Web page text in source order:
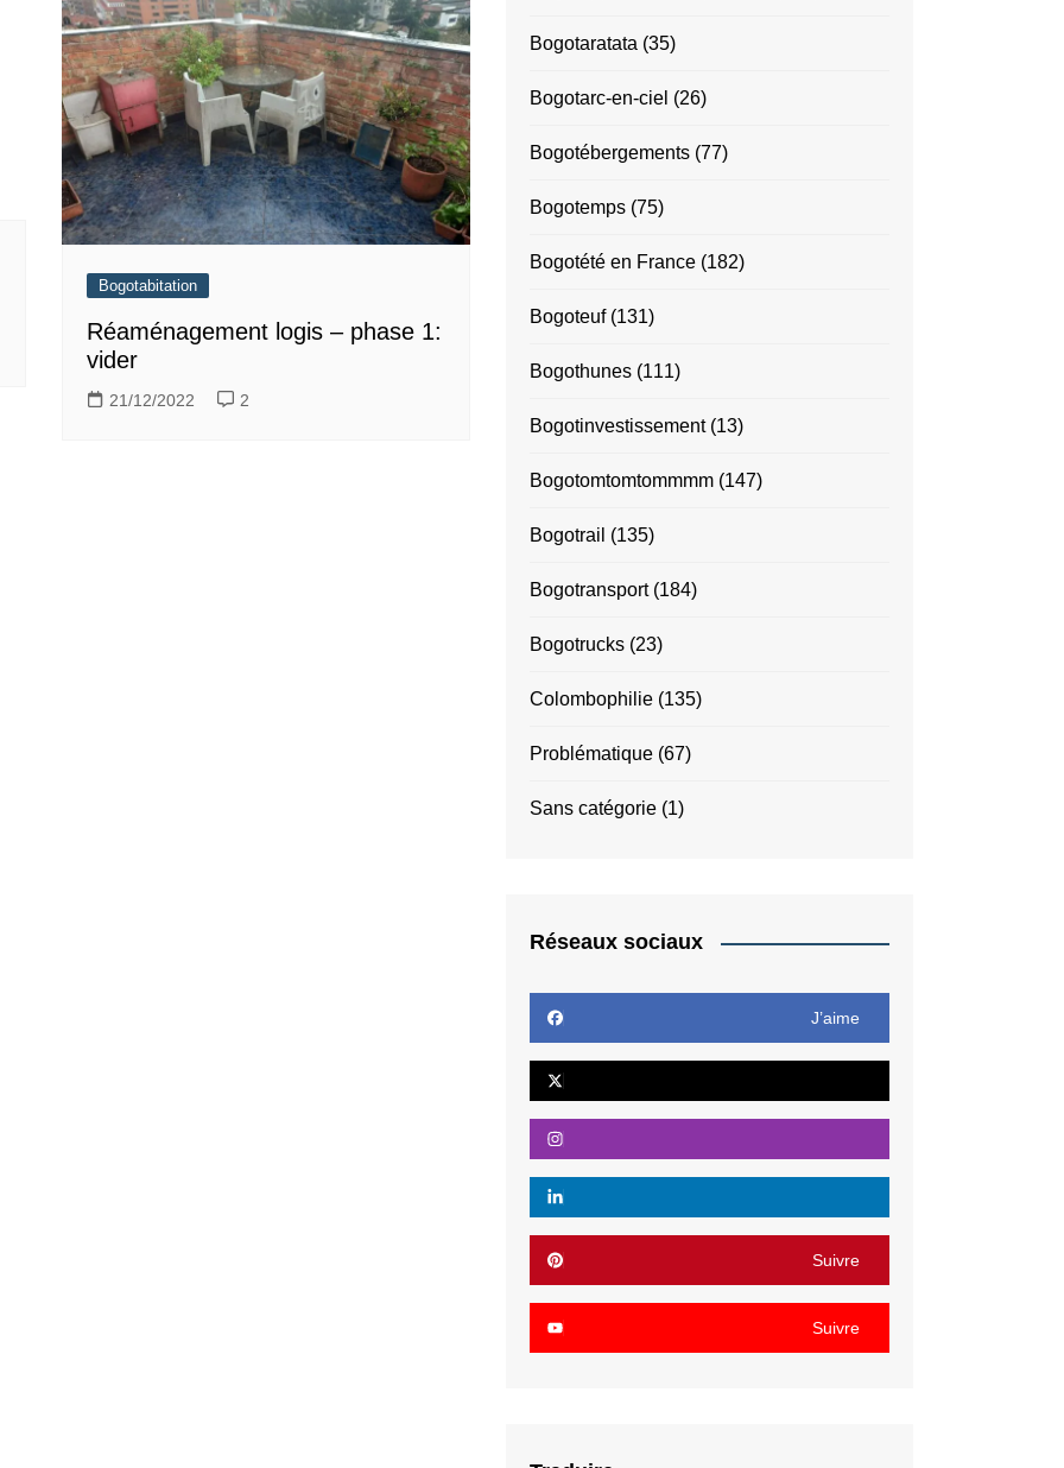
Bogotabitation
Réaménagement logis – phase 1:
vider
21/12/2022 2
Bogotaratata (35)
Bogotarc-en-ciel (26)
Bogotébergements(77)
Bogotemps(75)
Bogotété en France(182)
Bogoteuf(131)
Bogothunes(111)
Bogotinvestissement(13)
Bogotomtomtommmm(147)
Bogotrail (135)
Bogotransport(184)
Bogotrucks(23)
Colombophilie(135)
Problématique(67)
Sans catégorie(1)
Réseaux sociaux
J’aime
Suivre
Suivre